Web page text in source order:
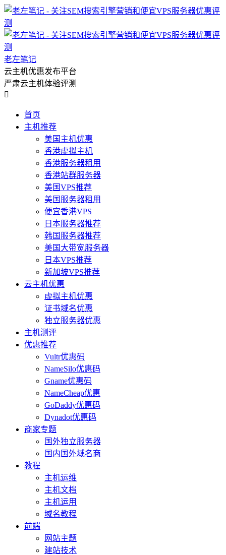
老左笔记
云主机优惠发布平台
严肃云主机体验评测

首页
主机推荐
美国主机优惠
香港虚拟主机
香港服务器租用
香港站群服务器
美国VPS推荐
美国服务器租用
便宜香港VPS
日本服务器推荐
韩国服务器推荐
美国大带宽服务器
日本VPS推荐
新加坡VPS推荐
云主机优惠
虚拟主机优惠
证书域名优惠
独立服务器优惠
主机测评
优惠推荐
Vultr优惠码
NameSilo优惠码
Gname优惠码
NameCheap优惠
GoDaddy优惠码
Dynadot优惠码
商家专题
国外独立服务器
国内国外域名商
教程
主机运维
主机文档
主机运用
域名教程
前端
网站主题
建站技术